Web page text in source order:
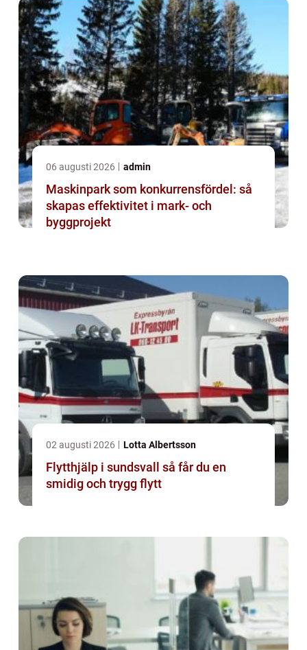
06 augusti 2026 admin
Maskinpark som konkurrensfördel: så
skapas effektivitet i mark- och
byggprojekt
02 augusti 2026 Lotta Albertsson
Flytthjälp i sundsvall så får du en
smidig och trygg flytt